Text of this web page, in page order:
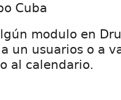
Cuba
modulo en
un usuarios o a
al calendario.